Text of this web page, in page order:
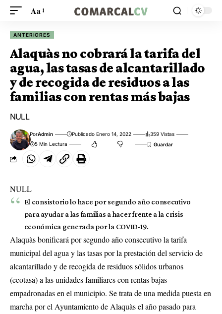
Aa
ANTERIORES
Alaquàs no cobrará la tarifa del
agua, las tasas de alcantarillado
y de recogida de residuos a las
familias con rentas más bajas
NULL
PorAdmin Publicado Enero 14, 2022
359 Vistas
5 Min Lectura
NULL
El consistorio lo hace por segundo año consecutivo
para ayudar a las familias a hacer frente a la crisis
económica generada por la COVID-19.
Alaquàs bonificará por segundo año consecutivo la tarifa
municipal del agua y las tasas por la prestación del servicio de
alcantarillado y de recogida de residuos sólidos urbanos
(ecotasa) a las unidades familiares con rentas bajas
empadronadas en el municipio. Se trata de una medida puesta en
marcha por el Ayuntamiento de Alaquàs el año pasado para